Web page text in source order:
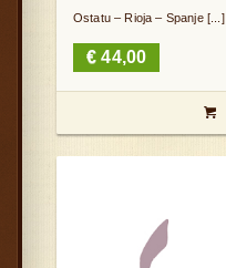
Ostatu – Rioja – Spanje [...]
€ 44,00
